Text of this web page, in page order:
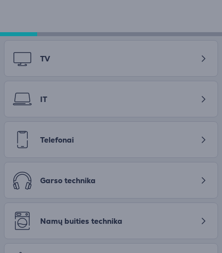
TV
IT
Telefonai
Garso technika
Namų buities technika